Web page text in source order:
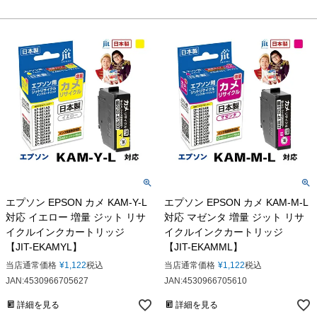
エプソン EPSON カメ KAM-Y-L
対応 イエロー 増量 ジット リサ
イクルインクカートリッジ
【JIT-EKAMYL】
当店通常価格 ¥1,122税込
JAN:4530966705627
詳細を見る
エプソン EPSON カメ KAM-M-L
対応 マゼンタ 増量 ジット リサ
イクルインクカートリッジ
【JIT-EKAMML】
当店通常価格 ¥1,122税込
JAN:4530966705610
詳細を見る